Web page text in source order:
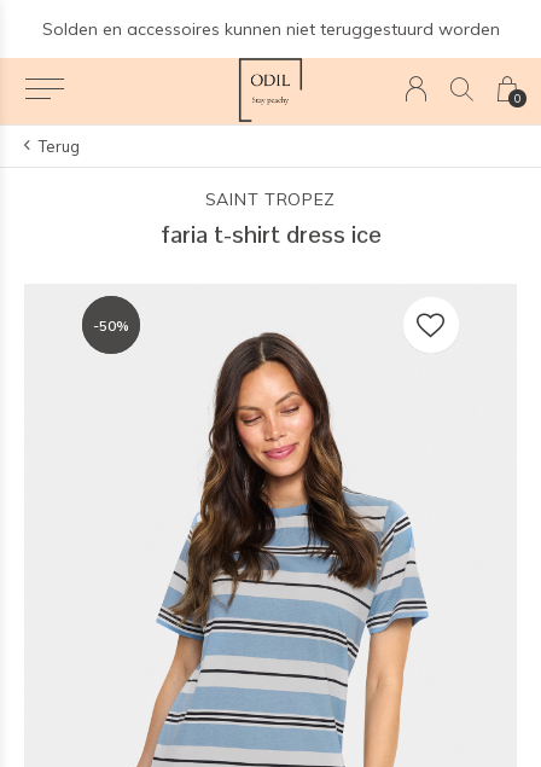
0
Solden en accessoires kunnen niet teruggestuurd worden
Terug
SAINT TROPEZ
faria t-shirt dress ice
-50%
-50%